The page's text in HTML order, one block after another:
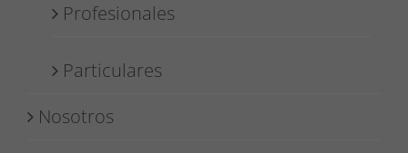
Profesionales
Particulares
Nosotros